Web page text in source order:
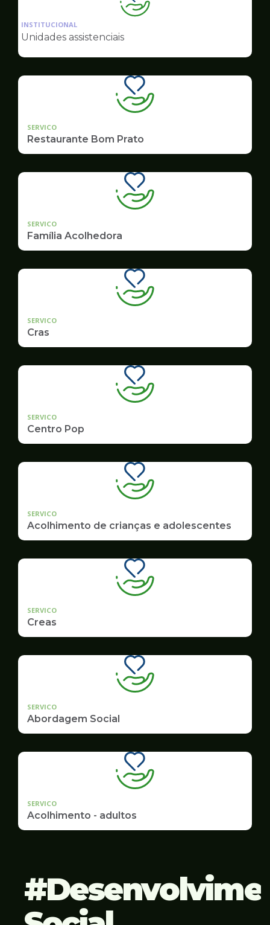
Ilustração
da
Assistência
INSTITUCIONAL
Unidades assistenciais
SERVICO
Restaurante Bom Prato
SERVICO
Família Acolhedora
SERVICO
Cras
SERVICO
Centro Pop
SERVICO
Acolhimento de crianças e adolescentes
SERVICO
Creas
SERVICO
Abordagem Social
SERVICO
Acolhimento - adultos